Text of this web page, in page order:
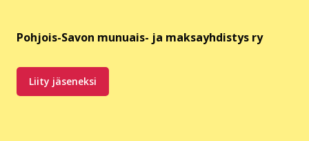
Pohjois-Savon munuais- ja maksayhdistys ry
Liity jäseneksi